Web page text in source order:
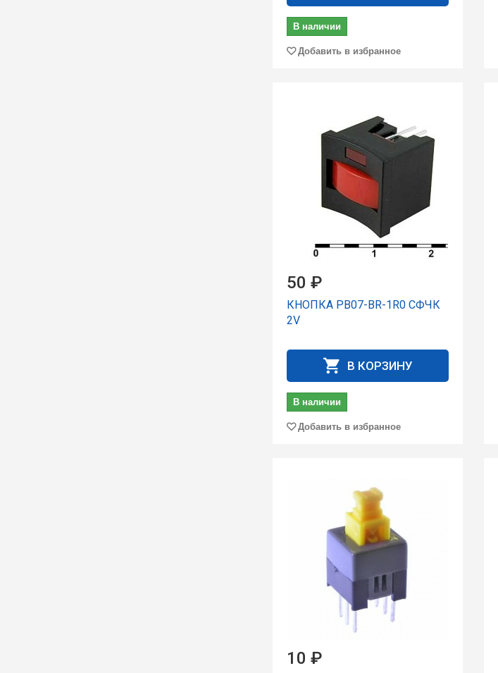
В наличии
Добавить в избранное
50 ₽
КНОПКА PB07-BR-1R0 СФЧК
2V
В КОРЗИНУ
В наличии
Добавить в избранное
10 ₽